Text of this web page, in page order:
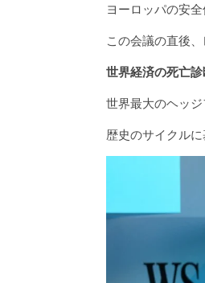
ヨーロッパの安
この会議の直後
世界経済の死亡
世界最大のヘッ
歴史のサイクル